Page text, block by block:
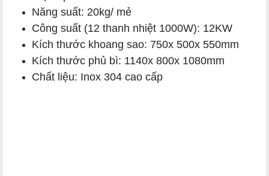
Năng suất: 20kg/ mẻ
Công suất (12 thanh nhiệt 1000W): 12KW
Kích thước khoang sao: 750x 500x 550mm
Kích thước phủ bì: 1140x 800x 1080mm
Chất liệu: Inox 304 cao cấp